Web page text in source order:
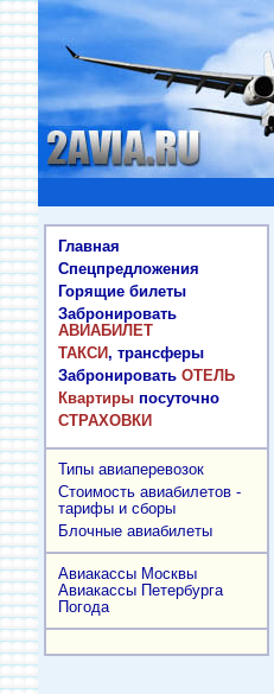
Главная
Спецпредложения
Горящие билеты
Забронировать
АВИАБИЛЕТ
ТАКСИ, трансферы
Забронировать ОТЕЛЬ
Квартиры посуточно
СТРАХОВКИ
Типы авиаперевозок
Стоимость авиабилетов -
тарифы и сборы
Блочные авиабилеты
Авиакассы Москвы
Авиакассы Петербурга
Погода